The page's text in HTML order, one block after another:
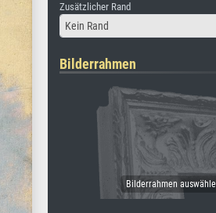
Zusätzlicher Rand
Kein Rand
Bilderrahmen